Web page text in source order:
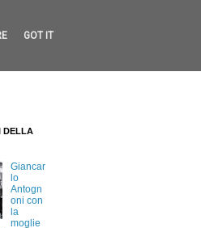
DELLA
Giancar
lo
Antogn
oni con
la
moglie
GOT IT